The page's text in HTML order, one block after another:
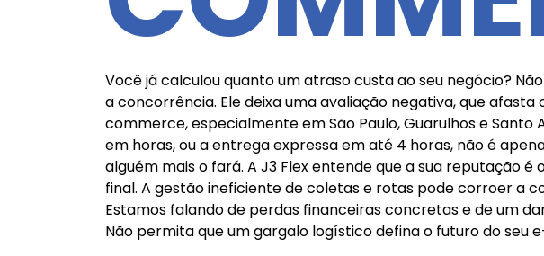
Você já calculou quanto um atraso custa ao seu negócio?
a concorrência. Ele deixa uma avaliação negativa, que
commerce, especialmente em São Paulo, Guarulhos e Santo
em horas, ou a entrega expressa em até 4 horas, não é
alguém mais o fará. A J3 Flex entende que a sua reputação
final. A gestão ineficiente de coletas e rotas pode corroer a
Estamos falando de perdas financeiras concretas e de um
Não permita que um gargalo logístico defina o futuro do seu